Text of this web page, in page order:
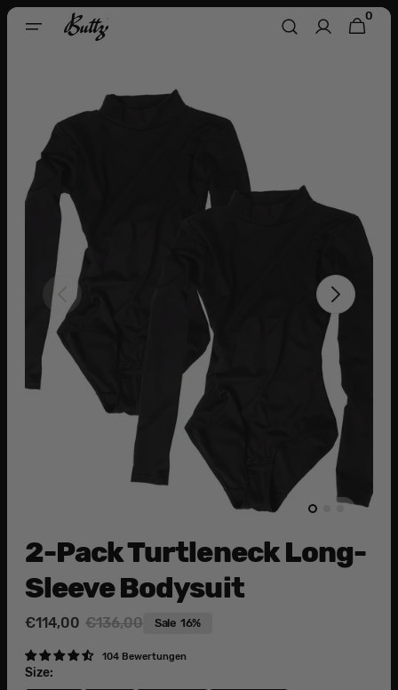
Content
CART
0
0
ITEMS
2-Pack Turtleneck Long-
Sleeve Bodysuit
Sale
price
€114,00
Regular
price
€136,00 Sale 16%
104 Bewertungen
Size: